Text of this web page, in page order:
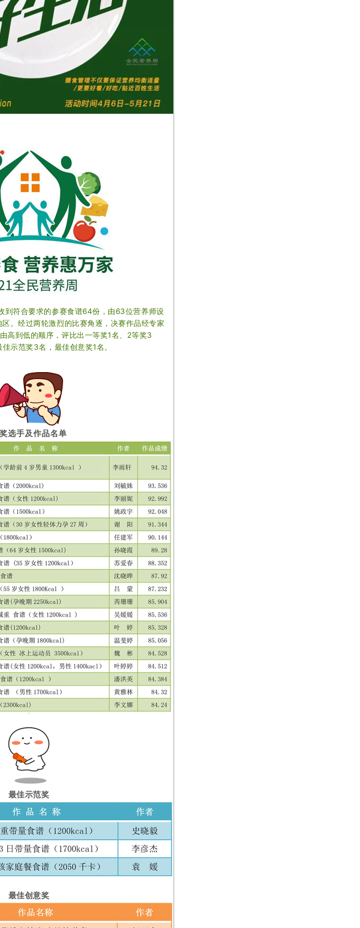
到符合要求的参赛食谱64份，由63位营养师设
。经过两轮激烈的比赛角逐，决赛作品经专家
高到低的顺序，评比出一等奖1名、2等奖3
示范奖3名，最佳创意奖1名。
选手及作品名单
最佳示范奖
最佳创意奖